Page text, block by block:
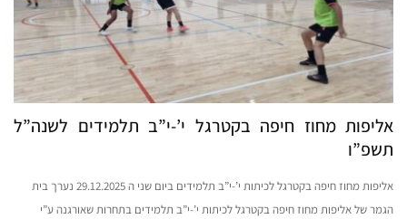
אליפות מחוז חיפה בקטרגל י’-י”ב תלמידים לשנה”ל
תשפ”ו
אליפות מחוז חיפה בקטרגל לכיתות י’-י”ב תלמידים ביום שני ה 29.12.2025 נערך בית
הגמר של אליפות מחוז חיפה בקטרגל לכיתות י’-י”ב תלמידים בתחרות שאורגנה ע”י